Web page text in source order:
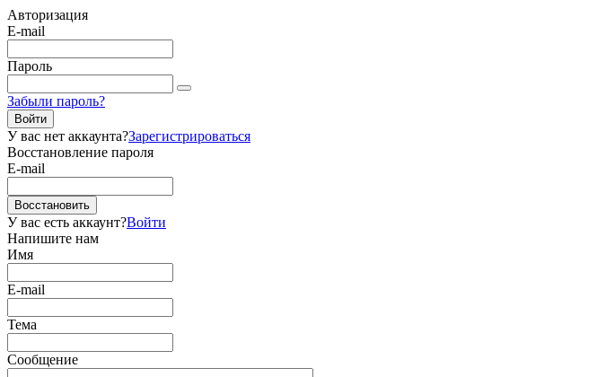
Авторизация
E-mail
Пароль
Забыли пароль?
Войти
У вас нет аккаунта?Зарегистрироваться
Восстановление пароля
E-mail
Восстановить
У вас есть аккаунт?Войти
Напишите нам
Имя
E-mail
Тема
Сообщение